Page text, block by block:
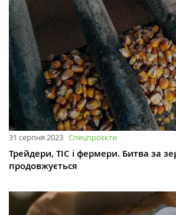
31 серпня 2023 Спецпроєкти
Трейдери, ТІС і фермери. Битва за
продовжується